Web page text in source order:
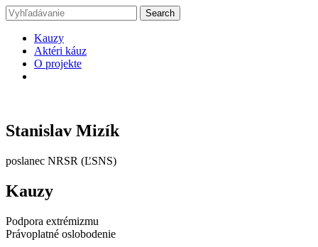
Kauzy
Aktéri káuz
O projekte
Stanislav Mizík
poslanec NRSR (ĽSNS)
Kauzy
Podpora extrémizmu
Právoplatné oslobodenie